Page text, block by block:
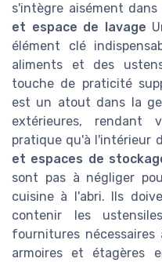
s'intègre aisément
et espace de lavage
élément clé
aliments et des
touche de praticité
est un atout dans la
extérieures, rendant
pratique qu'à l'intérieur
et espaces de
sont pas à négliger
cuisine à l'abri. Ils
contenir les
fournitures nécessaires
armoires et étagères